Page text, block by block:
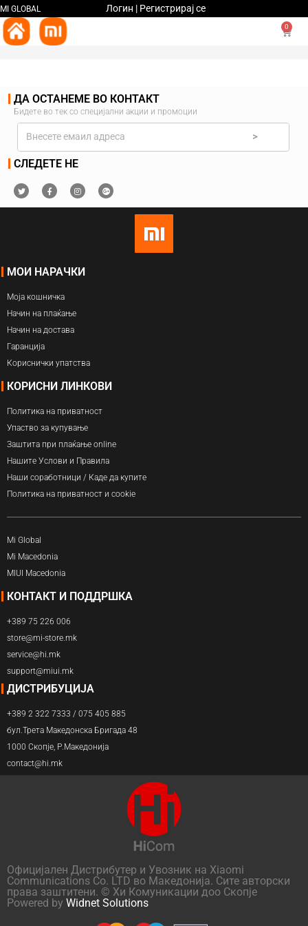
MI GLOBAL Логин | Регистрирај се
0
ДА ОСТАНЕМЕ ВО КОНТАКТ
Бидете во тек со специјални акции и промоции
>
СЛЕДЕТЕ НЕ
МОИ НАРАЧКИ
Моја кошничка
Начин на плаќање
Начин на достава
Гаранција
Кориснички упатства
КОРИСНИ ЛИНКОВИ
Политика на приватност
Упаство за купување
Заштита при плаќање online
Нашите Услови и Правила
Наши соработници / Каде да купите
Политика на приватност и cookie
Mi Global
Mi Macedonia
MIUI Macedonia
КОНТАКТ И ПОДДРШКА
+389 75 226 006
store@mi-store.mk
service@hi.mk
support@miui.mk
ДИСТРИБУЦИЈА
+389 2 322 7333 / 075 405 885
бул.Трета Македонска Бригада 48
1000 Скопје, Р.Македонија
contact@hi.mk
Официјален Дистрибутер и Увозник на Xiaomi
Communications Co. LTD во Македонија. Сите авторски
права заштитени. © Хи Комуникации доо Скопје
Powered by Widnet Solutions